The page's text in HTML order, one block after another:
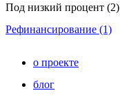
Под низкий процент (2)
Рефинансирование (1)
о проекте
блог